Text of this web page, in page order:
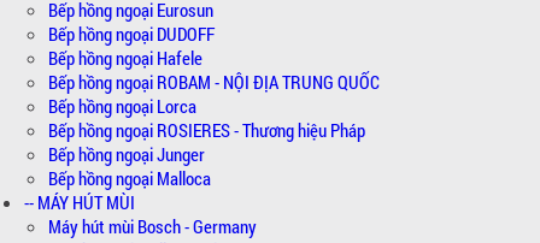
Bếp hồng ngoại Eurosun
Bếp hồng ngoại DUDOFF
Bếp hồng ngoại Hafele
Bếp hồng ngoại ROBAM - NỘI ĐỊA TRUNG QUỐC
Bếp hồng ngoại Lorca
Bếp hồng ngoại ROSIERES - Thương hiệu Pháp
Bếp hồng ngoại Junger
Bếp hồng ngoại Malloca
-- MÁY HÚT MÙI
Máy hút mùi Bosch - Germany